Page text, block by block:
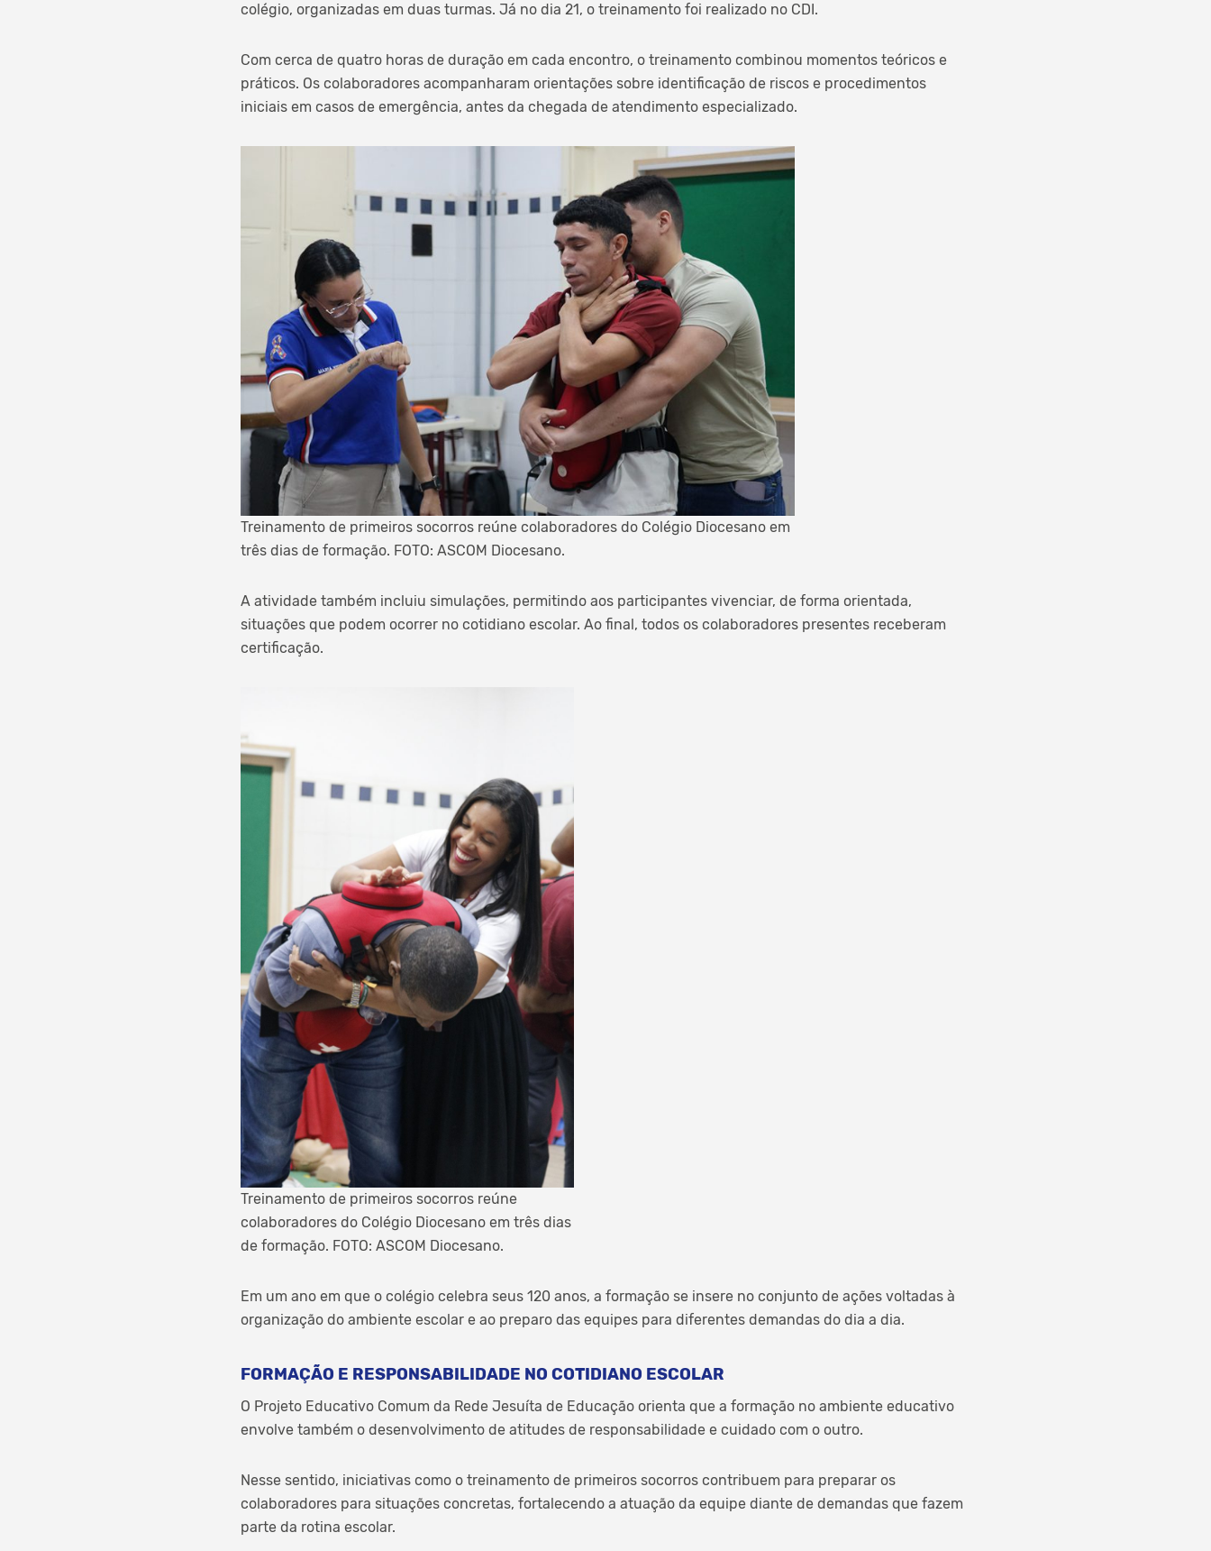
colégio, organizadas em duas turmas. Já no dia 21, o treinamento foi realizado no CDI.
Com cerca de quatro horas de duração em cada encontro, o treinamento combinou momentos teóricos e
práticos. Os colaboradores acompanharam orientações sobre identificação de riscos e procedimentos
iniciais em casos de emergência, antes da chegada de atendimento especializado.
Treinamento de primeiros socorros reúne colaboradores do Colégio Diocesano em
três dias de formação. FOTO: ASCOM Diocesano.
A atividade também incluiu simulações, permitindo aos participantes vivenciar, de forma orientada,
situações que podem ocorrer no cotidiano escolar. Ao final, todos os colaboradores presentes receberam
certificação.
Treinamento de primeiros socorros reúne
colaboradores do Colégio Diocesano em três dias
de formação. FOTO: ASCOM Diocesano.
Em um ano em que o colégio celebra seus 120 anos, a formação se insere no conjunto de ações voltadas à
organização do ambiente escolar e ao preparo das equipes para diferentes demandas do dia a dia.
FORMAÇÃO E RESPONSABILIDADE NO COTIDIANO ESCOLAR
O Projeto Educativo Comum da Rede Jesuíta de Educação orienta que a formação no ambiente educativo
envolve também o desenvolvimento de atitudes de responsabilidade e cuidado com o outro.
Nesse sentido, iniciativas como o treinamento de primeiros socorros contribuem para preparar os
colaboradores para situações concretas, fortalecendo a atuação da equipe diante de demandas que fazem
parte da rotina escolar.